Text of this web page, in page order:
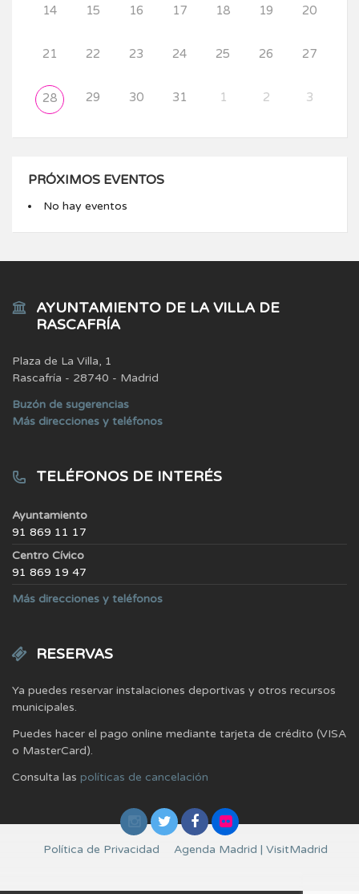
14 15 16 17 18 19 20
21 22 23 24 25 26 27
28 29 30 31 1 2 3
PRÓXIMOS EVENTOS
No hay eventos
AYUNTAMIENTO DE LA VILLA DE
RASCAFRÍA
Plaza de La Villa, 1
Rascafría - 28740 - Madrid
Buzón de sugerencias
Más direcciones y teléfonos
TELÉFONOS DE INTERÉS
Ayuntamiento
91 869 11 17
Centro Cívico
91 869 19 47
Más direcciones y teléfonos
RESERVAS
Ya puedes reservar instalaciones deportivas y otros recursos
municipales.
Puedes hacer el pago online mediante tarjeta de crédito (VISA
o MasterCard).
Consulta las políticas de cancelación
Política de Privacidad Agenda Madrid | VisitMadrid